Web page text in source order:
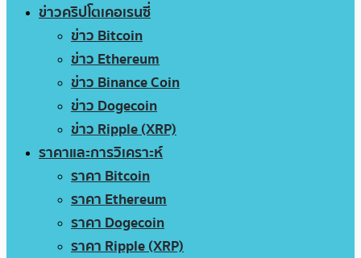
ข่าวคริปโตเคอเรนซี่
ข่าว Bitcoin
ข่าว Ethereum
ข่าว Binance Coin
ข่าว Dogecoin
ข่าว Ripple (XRP)
ราคาและการวิเคราะห์
ราคา Bitcoin
ราคา Ethereum
ราคา Dogecoin
ราคา Ripple (XRP)